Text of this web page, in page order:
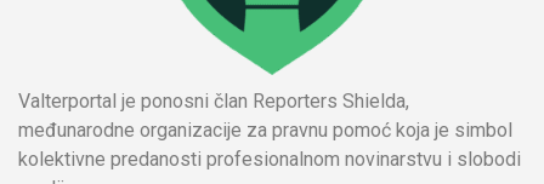
Valterportal je ponosni član Reporters Shielda,
međunarodne organizacije za pravnu pomoć koja je simbol
kolektivne predanosti profesionalnom novinarstvu i slobodi